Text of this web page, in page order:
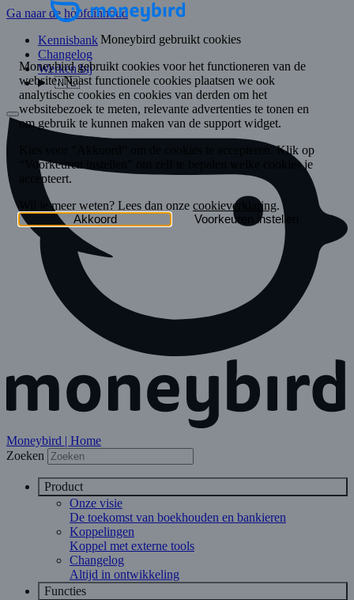
Ga naar de hoofdinhoud
Kennisbank
Changelog
Werken bij
🇳🇱
Moneybird | Home
Zoeken
Product
Onze visie
De toekomst van boekhouden en bankieren
Koppelingen
Koppel met externe tools
Changelog
Altijd in ontwikkeling
Functies